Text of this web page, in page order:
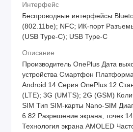
Интерфейс
Беспроводные интерфейсы
(802.11be); NFC; ИК-порт
(USB Type-C); USB Type-C
Описание
Производитель OnePlus Дата
устройства Смартфон
Android 14 Серия OnePlus 12
(LTE); 3G (UMTS); 2G (GSM)
SIM Тип SIM-карты Nano-SIM
6.82 Разрешение экрана, точек
Технология экрана AMOLED